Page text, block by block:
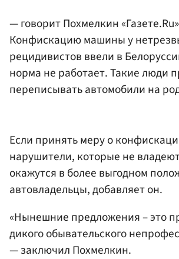
— говорит Похмелкин
Конфискацию машины у
рецидивистов ввели в
норма не работает. Такие люди
переписывать автомобили на
Если принять меру о
нарушители, которые не
окажутся в более выгодном
автовладельцы, добавляет он.
«Нынешние предложения – это
дикого обывательского
— заключил Похмелкин.